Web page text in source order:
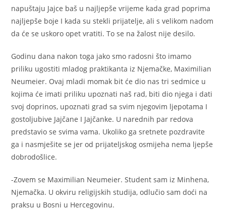
napuštaju Jajce baš u najljepše vrijeme kada grad poprima
najljepše boje I kada su stekli prijatelje, ali s velikom nadom
da će se uskoro opet vratiti. To se na žalost nije desilo.
Godinu dana nakon toga jako smo radosni što imamo
priliku ugostiti mladog praktikanta iz Njemačke, Maximilian
Neumeier. Ovaj mladi momak bit će dio nas tri sedmice u
kojima će imati priliku upoznati naš rad, biti dio njega i dati
svoj doprinos, upoznati grad sa svim njegovim ljepotama I
gostoljubive Jajčane I Jajčanke. U narednih par redova
predstavio se svima vama. Ukoliko ga sretnete pozdravite
ga i nasmješite se jer od prijateljskog osmijeha nema ljepše
dobrodošlice.
-Zovem se Maximilian Neumeier. Student sam iz Minhena,
Njemačka. U okviru religijskih studija, odlučio sam doći na
praksu u Bosni u Hercegovinu.